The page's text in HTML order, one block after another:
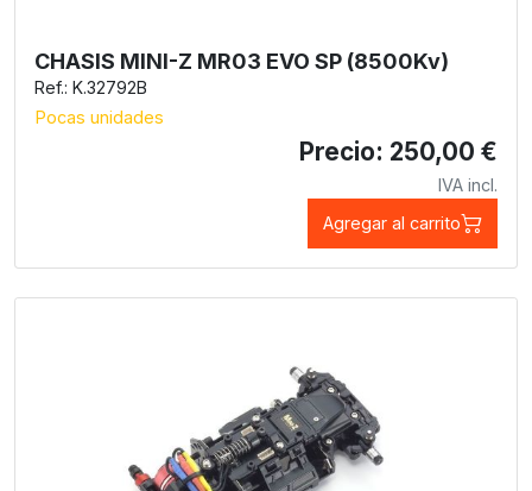
CHASIS MINI-Z MR03 EVO SP (8500Kv)
Ref.: K.32792B
Pocas unidades
Precio: 250,00 €
IVA incl.
Agregar al carrito